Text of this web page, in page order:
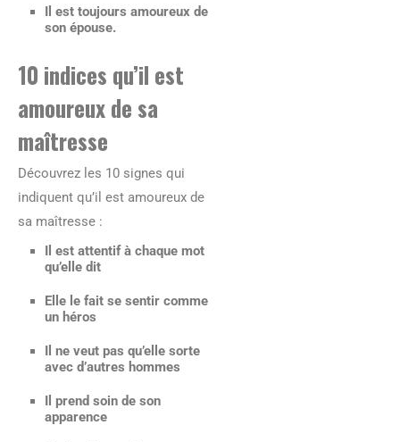
Il est toujours amoureux de
son épouse.
10 indices qu’il est
amoureux de sa
maîtresse
Découvrez les 10 signes qui
indiquent qu’il est amoureux de
sa maîtresse :
Il est attentif à chaque mot
qu’elle dit
Elle le fait se sentir comme
un héros
Il ne veut pas qu’elle sorte
avec d’autres hommes
Il prend soin de son
apparence